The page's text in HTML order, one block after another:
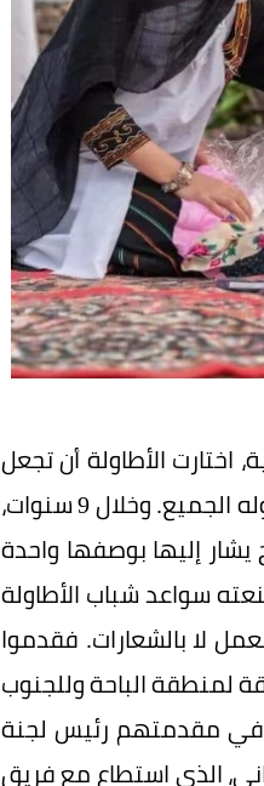
الأطاولة أن تجعل
من تاريخها عنواناً للمستقبل وأن تحول تراثها إلى مشروع مجتمعي يلتقي حوله الجميع. وخلال 9 سنوات،
إليها بوصفها واحدة
سواعد شباب الأطاولة
لا بالشعارات. فقدموا
لمنطقة الباحة وللجنوب
وفي مقدمتهم رئيس لجنة
الذي استطاع مع فريق